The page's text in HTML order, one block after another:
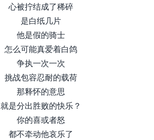
心被拧结成了稀碎
是白纸几片
他是假的骑士
怎么可能真爱着白鸽
争执一次一次
挑战包容忍耐的载荷
那释怀的意思
就是分出胜败的快乐？
你的喜或者怒
都不牵动他哀乐了